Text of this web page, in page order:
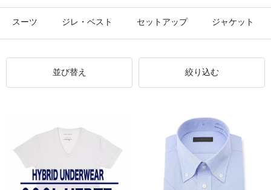
スーツ ジレ・ベスト セットアップ ジャケット
並び替え 絞り込む